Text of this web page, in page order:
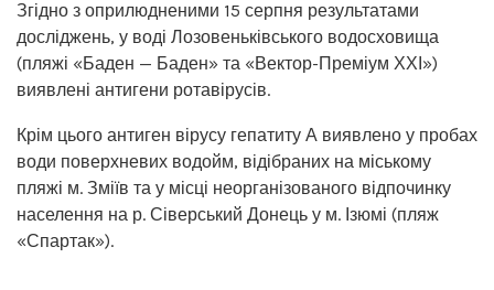
Згідно з оприлюдненими 15 серпня результатами
досліджень, у воді Лозовеньківського водосховища
(пляжі «Баден — Баден» та «Вектор-Преміум ХХІ»)
виявлені антигени ротавірусів.
Крім цього антиген вірусу гепатиту А виявлено у пробах
води поверхневих водойм, відібраних на міському
пляжі м. Зміїв та у місці неорганізованого відпочинку
населення на р. Сіверський Донець у м. Ізюмі (пляж
«Спартак»).